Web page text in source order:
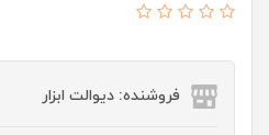
فروشنده: دیوالت ابزار